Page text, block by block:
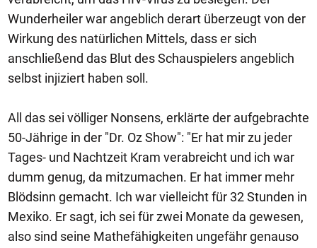
Wunderheiler war angeblich derart überzeugt von der
Wirkung des natürlichen Mittels, dass er sich
anschließend das Blut des Schauspielers angeblich
selbst injiziert haben soll.
All das sei völliger Nonsens, erklärte der aufgebrachte
50-Jährige in der "Dr. Oz Show": "Er hat mir zu jeder
Tages- und Nachtzeit Kram verabreicht und ich war
dumm genug, da mitzumachen. Er hat immer mehr
Blödsinn gemacht. Ich war vielleicht für 32 Stunden in
Mexiko. Er sagt, ich sei für zwei Monate da gewesen,
also sind seine Mathefähigkeiten ungefähr genauso